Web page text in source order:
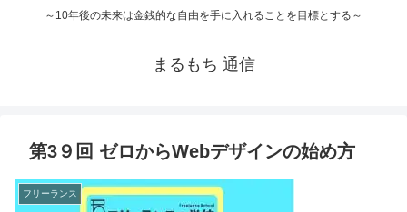
～10年後の未来は金銭的な自由を手に入れることを目標とする～
まるもち 通信
第3９回 ゼロからWebデザインの始め方
フリーランス